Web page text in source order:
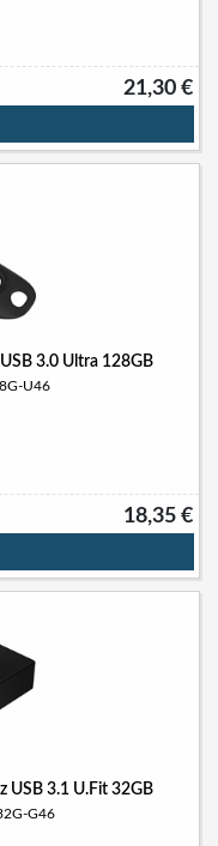
21,30 €
3.0 Ultra 128GB
U46
18,35 €
USB 3.1 U.Fit 32GB
G46